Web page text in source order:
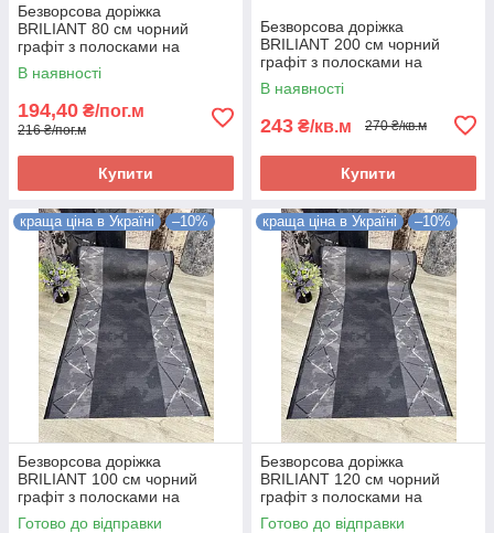
Безворсова доріжка
BRILIANT 80 см чорний
графіт з полосками на
підлогу на кухню, в коридор
В наявності
194,40 ₴/пог.м
216 ₴/пог.м
Купити
Безворсова доріжка
BRILIANT 200 см чорний
графіт з полосками на
підлогу на кухню, в коридор
В наявності
243 ₴/кв.м 270 ₴/кв.м
Купити
краща ціна в Україні –10%
Безворсова доріжка
BRILIANT 100 см чорний
графіт з полосками на
підлогу на кухню, в коридор
Готово до відправки
краща ціна в Україні –10%
Безворсова доріжка
BRILIANT 120 см чорний
графіт з полосками на
підлогу на кухню, в коридор
Готово до відправки